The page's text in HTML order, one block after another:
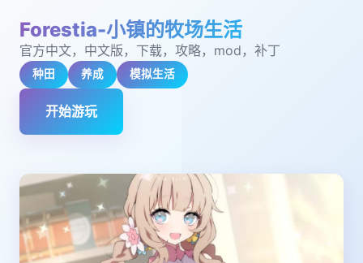
Forestia-小镇的牧场生活
官方中文，中文版，下载，攻略，mod，补丁
种田 养成 模拟生活
开始游玩